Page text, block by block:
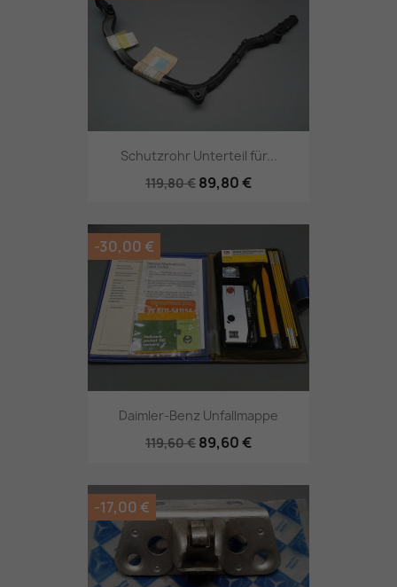
Schutzrohr Unterteil für...
119,80 € 89,80 €
Daimler-Benz Unfallmappe
119,60 € 89,60 €
-30,00 €
-17,00 €